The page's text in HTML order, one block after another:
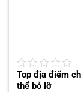
Top địa điểm
thể bỏ lỡ